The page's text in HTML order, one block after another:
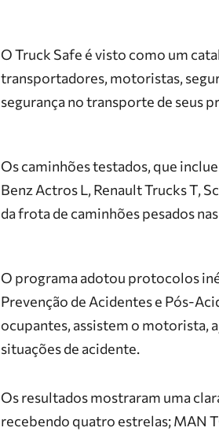
O Truck Safe é visto como um
transportadores, motoristas,
segurança no transporte de seus
Os caminhões testados, que
Benz Actros L, Renault Trucks T,
da frota de caminhões pesados
O programa adotou protocolos
Prevenção de Acidentese Pós-
ocupantes, assistem o motorista,
situações de acidente.
Os resultados mostraram uma
recebendo quatro estrelas; MAN